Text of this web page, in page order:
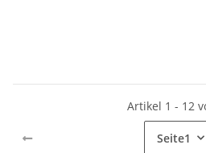
Artikel 1 - 12
Seite1